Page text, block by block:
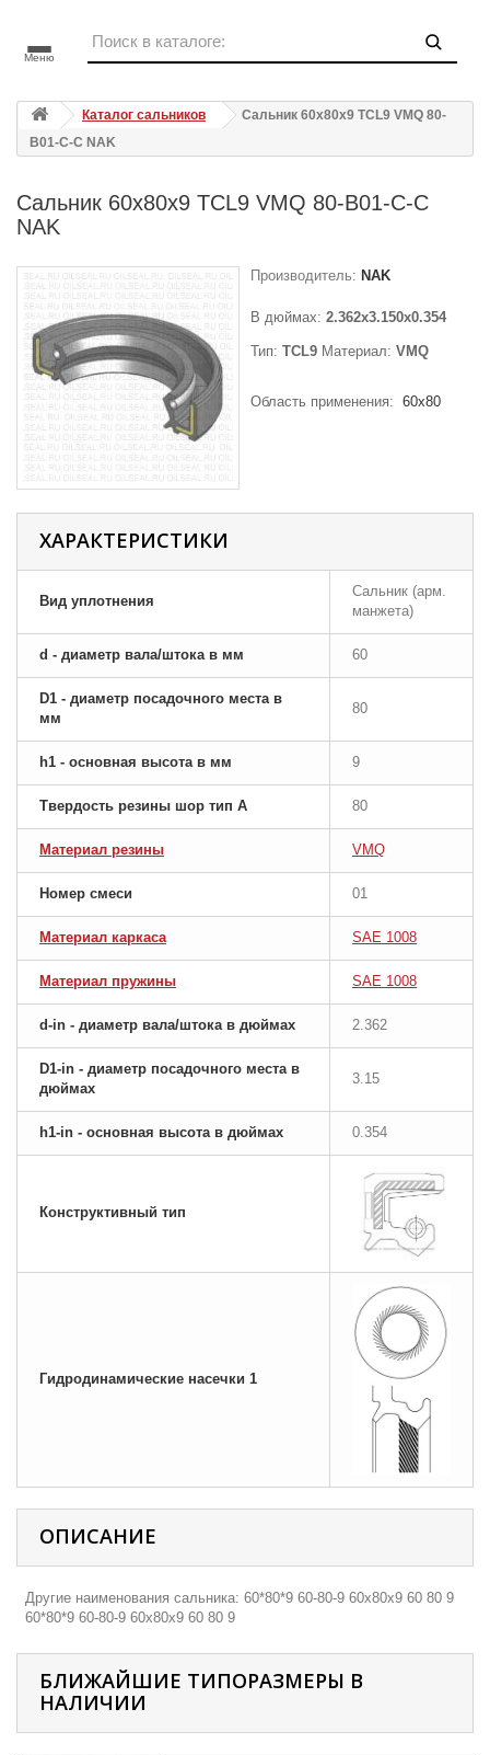
Меню
Каталог сальников
Сальник 60x80x9 TCL9 VMQ 80-
B01-C-C NAK
Сальник 60x80x9 TCL9 VMQ 80-B01-C-C
NAK
Производитель: NAK
В дюймах: 2.362x3.150x0.354
Тип: TCL9 Материал: VMQ
Область применения: 60x80
ХАРАКТЕРИСТИКИ
Вид уплотнения
Сальник (арм.
манжета)
d - диаметр вала/штока в мм 60
D1 - диаметр посадочного места в
мм
80
h1 - основная высота в мм 9
Твердость резины шор тип A 80
Материал резины VMQ
Номер смеси 01
Материал каркаса SAE 1008
Материал пружины SAE 1008
d-in - диаметр вала/штока в дюймах 2.362
D1-in - диаметр посадочного места в
дюймах
3.15
h1-in - основная высота в дюймах 0.354
Конструктивный тип
Гидродинамические насечки 1
ОПИСАНИЕ
Другие наименования сальника: 60*80*9 60-80-9 60х80х9 60 80 9
60*80*9 60-80-9 60х80х9 60 80 9
БЛИЖАЙШИЕ ТИПОРАЗМЕРЫ В
НАЛИЧИИ